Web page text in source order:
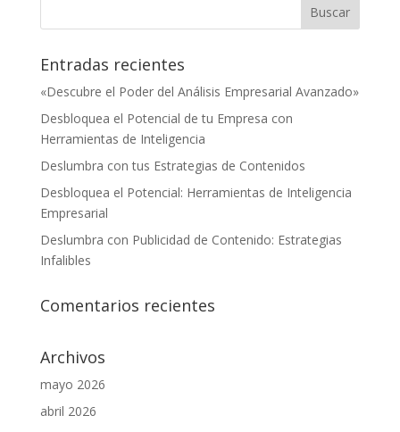
Entradas recientes
«Descubre el Poder del Análisis Empresarial Avanzado»
Desbloquea el Potencial de tu Empresa con
Herramientas de Inteligencia
Deslumbra con tus Estrategias de Contenidos
Desbloquea el Potencial: Herramientas de Inteligencia
Empresarial
Deslumbra con Publicidad de Contenido: Estrategias
Infalibles
Comentarios recientes
Archivos
mayo 2026
abril 2026